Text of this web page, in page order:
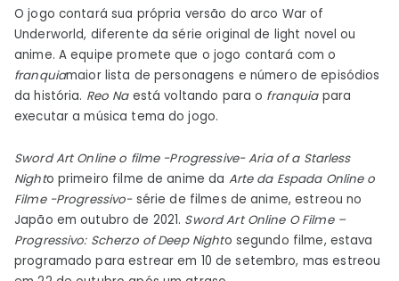
O jogo contará sua própria versão do arco War of
Underworld, diferente da série original de light novel ou
anime. A equipe promete que o jogo contará com o
franquiamaior lista de personagens e número de episódios
da história. Reo Naestá voltando para o franquiapara
executar a música tema do jogo.
Sword Art Online o filme -Progressive- Aria of a Starless
Nighto primeiro filme de anime da Arte da Espada Onlineo
Filme -Progressivo-série de filmes de anime, estreou no
Japão em outubro de 2021. Sword Art Online O Filme –
Progressivo: Scherzo of Deep Nighto segundo filme, estava
programado para estrear em 10 de setembro, mas estreou